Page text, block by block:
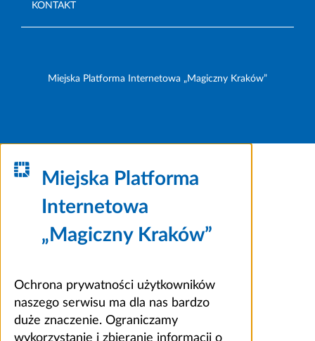
KONTAKT
Miejska Platforma Internetowa „Magiczny Kraków”
Miejska Platforma
Internetowa
„Magiczny Kraków”
Ochrona prywatności użytkowników
naszego serwisu ma dla nas bardzo
duże znaczenie. Ograniczamy
wykorzystanie i zbieranie informacji o